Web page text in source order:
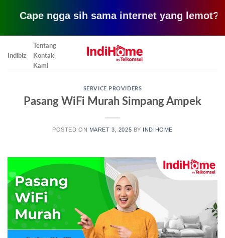
ngga sih sama internet yang lemot? coba
Indibiz
Tentang
Kontak
Kami
SERVICE PROVIDERS
Pasang WiFi Murah Simpang Ampek
POSTED ON MARET 3, 2025 BY INDIHOME